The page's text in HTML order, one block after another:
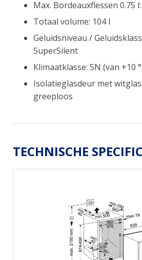
Max. Bordeauxflessen 0.75
Totaal volume: 104 l
Geluidsniveau /
SuperSilent
Klimaatklasse: SN (van +10
Isolatieglasdeur met
greeploos
TECHNISCHE